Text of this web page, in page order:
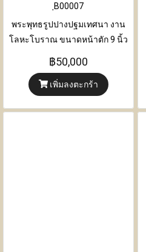
ฺB00007
พระพุทธรูปปางปฐมเทศนา งาน
โลหะโบราณ ขนาดหน้าตัก 9 นิ้ว
ความหนา 15 เซนติเมตร x ความ
สูง 36 เซนติเมตร
฿50,000
เพิ่มลงตะกร้า